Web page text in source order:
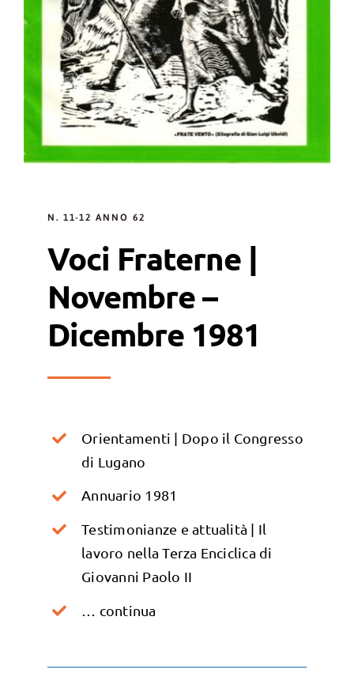
N. 11-12 ANNO 62
Voci Fraterne |
Novembre –
Dicembre 1981
Orientamenti | Dopo il Congresso
di Lugano
Annuario 1981
Testimonianze e attualità | Il
lavoro nella Terza Enciclica di
Giovanni Paolo II
… continua